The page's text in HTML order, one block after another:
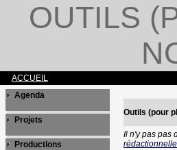
OUTILS
ACCUEIL
Outils (pour
Il n'y pas pas
Agenda
Projets
Productions